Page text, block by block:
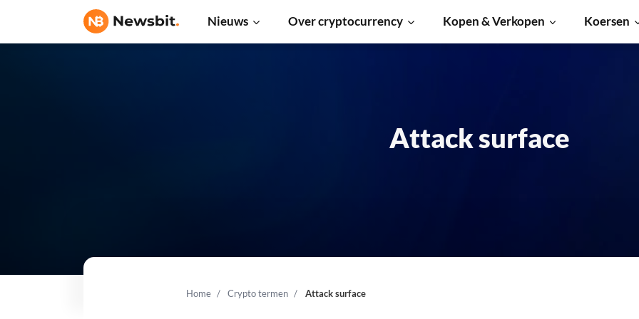
Nieuws Over cryptocurrency Kopen & Verkopen Koersen
Home Crypto termen Attack surface
Attack surface